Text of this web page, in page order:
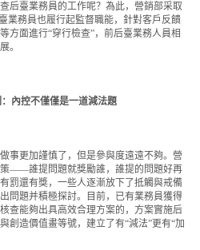
臺業務員的工作呢？為此，營銷部采取
業務員也履行起監督職能，針對客戶反饋
方面進行“穿行檢查”，前后臺業務人員相
。
內控不僅僅是一道減法題
事更加謹慎了，但是參與度遠遠不夠。營
——誰提問題就獎勵誰，誰提的問題好再
罰還有獎，一些人逐漸放下了抵觸與戒備
問題并積極探討。目前，已有業務員獲得
查能夠出具高效合理方案的，方案實施后
創造價值畫等號，建立了有“減法”更有“加